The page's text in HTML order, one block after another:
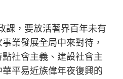
課，要放活著界百年未有
業發展全局中來對待，
社會主義、建設社會主
平易近族偉年夜復興的